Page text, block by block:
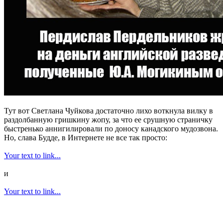
Тут вот Светлана Чуйкова достаточно лихо воткнула вилку в
раздолбанную гришкину жопу, за что ее срушную страничку
быстренько аннигилировали по доносу канадского мудозвона.
Но, слава Будде, в Интернете не все так просто:
Your text to link...
и
Your text to link...